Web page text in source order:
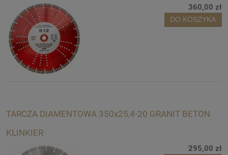
360,00 zł
DO KOSZYKA
TARCZA DIAMENTOWA 350x25,4-20 GRANIT BETON
KLINKIER
295,00 zł